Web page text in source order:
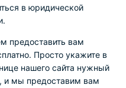
в юридической
предоставить вам
Просто укажите в
нашего сайта нужный
и мы предоставим вам